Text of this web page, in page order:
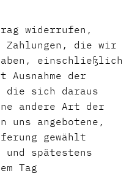
widerrufen,
Zahlungen, die wir
einschließlich
der
die sich daraus
andere Art der
uns angebotene,
gewählt
spätestens
Tag